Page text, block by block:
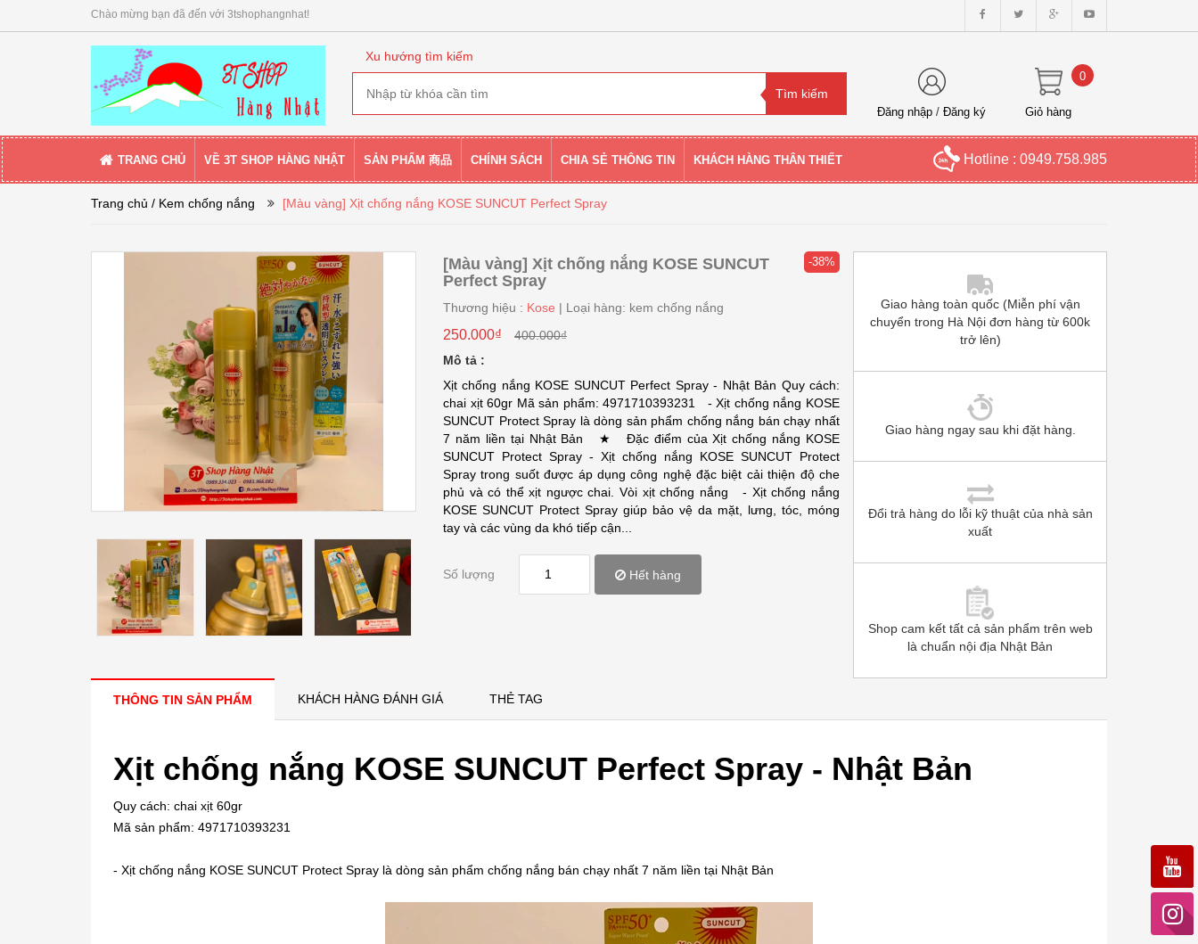
Chào mừng bạn đã đến với 3tshophangnhat!
Xu hướng tìm kiếm
Đăng nhập /Đăng ký Giỏ hàng
0
TRANG CHỦ VỀ 3T SHOP HÀNG NHẬT SẢN PHẨM 商品 CHÍNH SÁCH CHIA SẺ THÔNG TIN KHÁCH HÀNG THÂN THIẾT Hotline : 0949.758.985
Trang chủ / Kem chống nắng [Màu vàng] Xịt chống nắng KOSE SUNCUT Perfect Spray
[Màu vàng] Xịt chống nắng KOSE SUNCUT
Perfect Spray
-38%
Thương hiệu : Kose | Loại hàng: kem chống nắng
250.000₫
400.000₫
Mô tả :
Xịt chống nắng KOSE SUNCUT Perfect Spray - Nhật Bản Quy cách:
chai xịt 60gr Mã sản phẩm: 4971710393231 - Xịt chống nắng KOSE
SUNCUT Protect Spray là dòng sản phẩm chống nắng bán chạy nhất
7 năm liền tại Nhật Bản ★ Đặc điểm của Xịt chống nắng KOSE
SUNCUT Protect Spray - Xịt chống nắng KOSE SUNCUT Protect
Spray trong suốt được áp dụng công nghệ đặc biệt cải thiện độ che
phủ và có thể xịt ngược chai. Vòi xịt chống nắng - Xịt chống nắng
KOSE SUNCUT Protect Spray giúp bảo vệ da mặt, lưng, tóc, móng
tay và các vùng da khó tiếp cận...
Số lượng Hết hàng
Giao hàng toàn quốc (Miễn phí vận
chuyển trong Hà Nội đơn hàng từ 600k
trở lên)
Giao hàng ngay sau khi đặt hàng.
Đổi trả hàng do lỗi kỹ thuật của nhà sản
xuất
Shop cam kết tất cả sản phẩm trên web
là chuẩn nội địa Nhật Bản
THÔNG TIN SẢN PHẨM KHÁCH HÀNG ĐÁNH GIÁ THẺ TAG
Xịt chống nắng KOSE SUNCUT Perfect Spray - Nhật Bản
Quy cách: chai xịt 60gr
Mã sản phẩm: 4971710393231
- Xịt chống nắng KOSE SUNCUT Protect Spray là dòng sản phẩm chống nắng bán chạy nhất 7 năm liền tại Nhật Bản